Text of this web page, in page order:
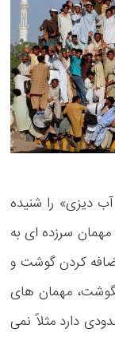
آب دیزی» را شنیده
سرزده ای به
کردن گوشت و
مهمان های
دارد مثلاً نمی